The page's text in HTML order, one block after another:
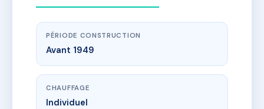
PÉRIODE CONSTRUCTION
Avant 1949
CHAUFFAGE
Individuel